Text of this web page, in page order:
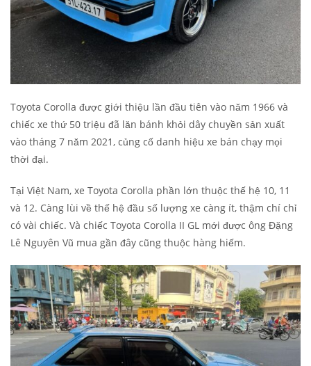
Toyota Corolla được giới thiệu lần đầu tiên vào năm 1966 và
chiếc xe thứ 50 triệu đã lăn bánh khỏi dây chuyền sản xuất
vào tháng 7 năm 2021, củng cố danh hiệu xe bán chạy mọi
thời đại.
Tại Việt Nam, xe Toyota Corolla phần lớn thuộc thế hệ 10, 11
và 12. Càng lùi về thế hệ đầu số lượng xe càng ít, thậm chí chỉ
có vài chiếc. Và chiếc Toyota Corolla II GL mới được ông Đặng
Lê Nguyên Vũ mua gần đây cũng thuộc hàng hiếm.